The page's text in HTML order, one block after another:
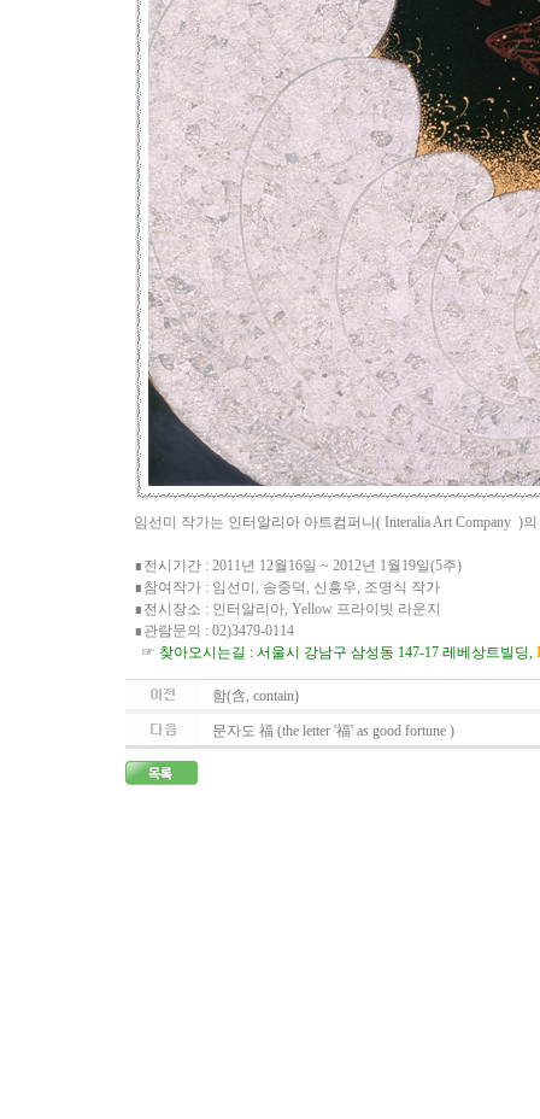
임선미 작가는 인터알리아 아트컴퍼니( Interalia Art Company )의
∎전시기간 : 2011년 12월16일 ~ 2012년 1월19일(5주)
∎참여작가 : 임선미, 송중덕, 신흥우, 조명식 작가
∎전시장소 : 인터알리아, Yellow 프라이빗 라운지
∎관람문의 : 02)3479-0114
☞ 찾아오시는길 : 서울시 강남구 삼성동 147-17 레베상트빌딩,
함(含, contain)
문자도 福 (the letter '福' as good fortune )